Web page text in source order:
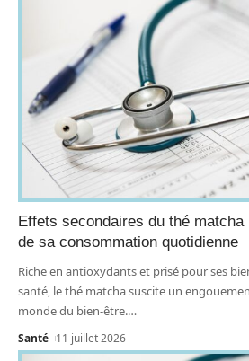
Effets secondaires du thé
de sa consommation quotidienne
Riche en antioxydants et prisé pour ses
santé, le thé matcha suscite un
monde du bien-être.…
Santé 11 juillet 2026